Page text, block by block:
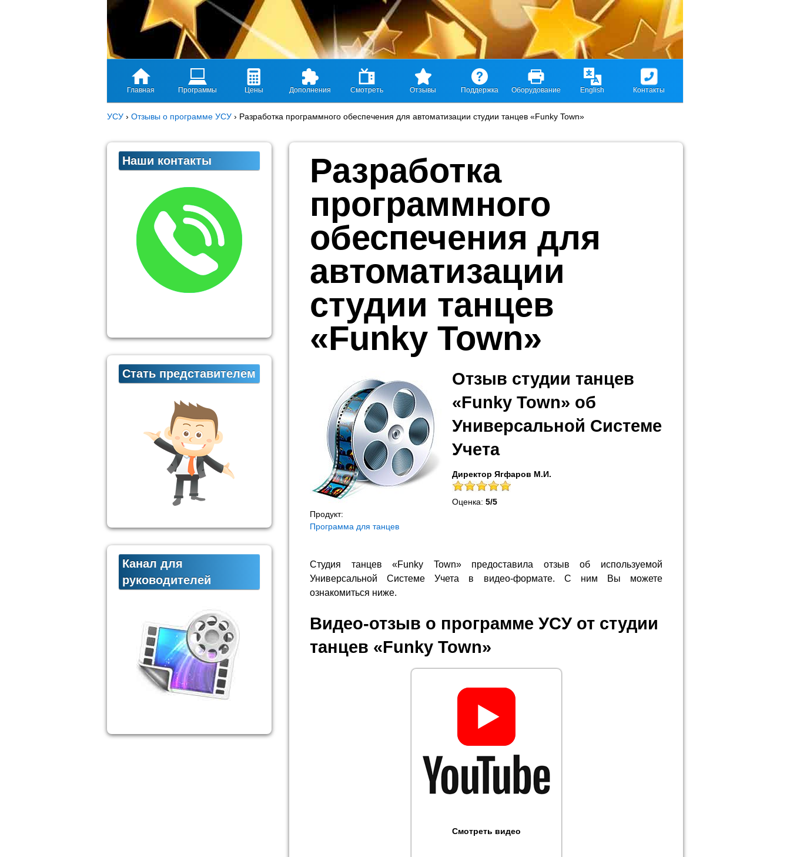
Главная Программы Цены Дополнения Смотреть Отзывы Поддержка Оборудование English Контакты
УСУ › Отзывы о программе УСУ › Разработка программного обеспечения для автоматизации студии танцев «Funky Town»
Разработка
программного
обеспечения для
автоматизации
студии танцев
«Funky Town»
Отзыв студии танцев
«Funky Town» об
Универсальной Системе
Учета
Директор Ягфаров М.И.
Оценка: 5/5
Продукт:
Программа для танцев
Студия танцев «Funky Town» предоставила отзыв об используемой
Универсальной Системе Учета в видео-формате. С ним Вы можете
ознакомиться ниже.
Видео-отзыв о программе УСУ от студии
танцев «Funky Town»
Смотреть видео
Наши контакты
Стать представителем
Канал для
руководителей